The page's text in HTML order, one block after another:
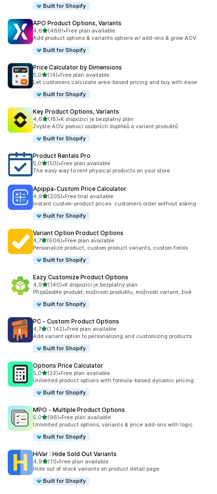
Built for Shopify
APO Product Options, Variants
4,6z 5 hvězd
(469)
Celkový počet recenzí: 469
•Free plan available
Add product options & variants options w/ add-ons & grow AOV
Built for Shopify
Price Calculator by Dimensions
5,0z 5 hvězd
(14)
Celkový počet recenzí: 14
•Free plan available
Let customers calculate area-based pricing and buy with ease.
Built for Shopify
Key Product Options, Variants
4,6z 5 hvězd
(18)
Celkový počet recenzí: 18
•K dispozici je bezplatný plán
Zvyšte AOV pomocí osobních doplňků a variant produktů
Built for Shopify
Product Rentals Pro
5,0z 5 hvězd
(50)
Celkový počet recenzí: 50
•Free plan available
The easy way to rent physical products on your store.
Apippa‑Custom Price Calculator
4,9z 5 hvězd
(205)
Celkový počet recenzí: 205
•Free trial available
Instant custom-product prices: customers order without asking
Built for Shopify
Variant Option Product Options
4,7z 5 hvězd
(606)
Celkový počet recenzí: 606
•Free plan available
Personalize product, custom product variants, custom fields
Built for Shopify
Eazy Customize Product Options
4,9z 5 hvězd
(140)
Celkový počet recenzí: 140
•K dispozici je bezplatný plán
Přizpůsobte produkt, možnosti produktu, možnosti variant, živě
Built for Shopify
PC ‑ Custom Product Options
4,7z 5 hvězd
(1 142)
Celkový počet recenzí: 1142
•Free plan available
Add variant option to personalizing and customizing products
Built for Shopify
Options Price Calculator
5,0z 5 hvězd
(22)
Celkový počet recenzí: 22
•Free plan available
Unlimited product options with formula-based dynamic pricing
Built for Shopify
MPO ‑ Multiple Product Options
5,0z 5 hvězd
(96)
Celkový počet recenzí: 96
•Free plan available
Unlimited product options, variants & price add-ons with logic
Built for Shopify
HiVar : Hide Sold Out Variants
4,9z 5 hvězd
(11)
Celkový počet recenzí: 11
•Free plan available
Hide out of stock variants on product detail page
Built for Shopify